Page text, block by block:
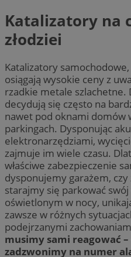
Katalizatory na
złodziei
Katalizatory
osiągają wysokie ceny z
rzadkie metale szlachetne.
decydują się często na
nawet pod oknami domów
parkingach. Dysponując
elektronarzędziami,
zajmuje im wiele czasu.
właściwe zabezpieczenie
dysponujemy garażem,
starajmy się parkować
oświetlonym w nocy,
zawsze w różnych
podejrzanymi
musimy sami reagować
zadzwonimy na numer